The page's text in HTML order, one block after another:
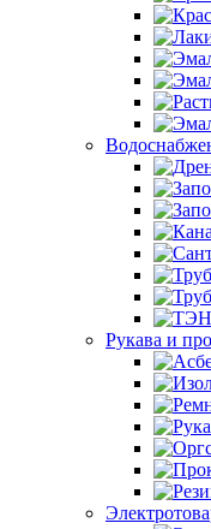
Рукава и